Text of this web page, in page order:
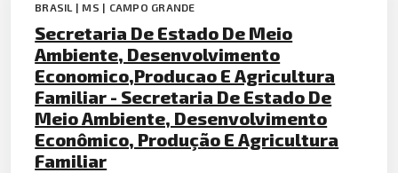
BRASIL | MS | CAMPO GRANDE
Secretaria De Estado De Meio
Ambiente, Desenvolvimento
Economico,Producao E Agricultura
Familiar - Secretaria De Estado De
Meio Ambiente, Desenvolvimento
Econômico, Produção E Agricultura
Familiar